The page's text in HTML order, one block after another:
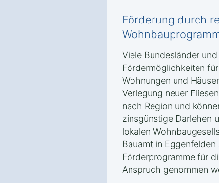
Förderung durch
Viele Bundesländer
Fördermöglichkeiten
Wohnungen und
Verlegung neuer
nach Region und
zinsgünstige Darlehen
lokalen
Bauamt in
Förderprogramme für
Anspruch genommen